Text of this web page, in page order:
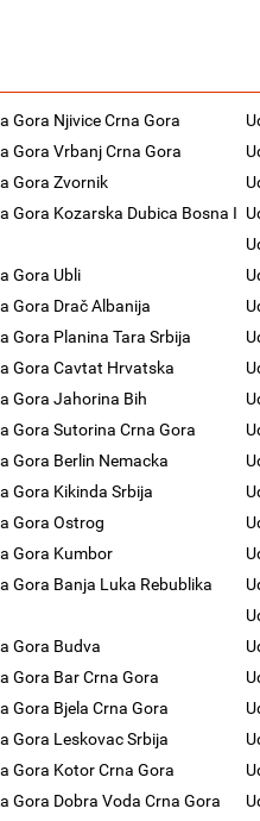
Gora Njivice Crna Gora
Gora Vrbanj Crna Gora
Gora Zvornik
Gora Kozarska Dubica Bosna I
Gora Ubli
Gora Drač Albanija
Gora Planina Tara Srbija
Gora Cavtat Hrvatska
Gora Jahorina Bih
Gora Sutorina Crna Gora
Gora Berlin Nemacka
Gora Kikinda Srbija
Gora Ostrog
Gora Kumbor
Gora Banja Luka Rebublika
Gora Budva
Gora Bar Crna Gora
Gora Bjela Crna Gora
Gora Leskovac Srbija
Gora Kotor Crna Gora
Gora Dobra Voda Crna Gora